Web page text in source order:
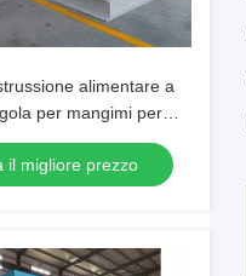
alimentare a
per mangimi per
il migliore prezzo